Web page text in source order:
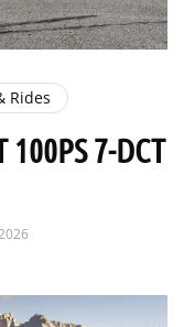
Rides
7-DCT